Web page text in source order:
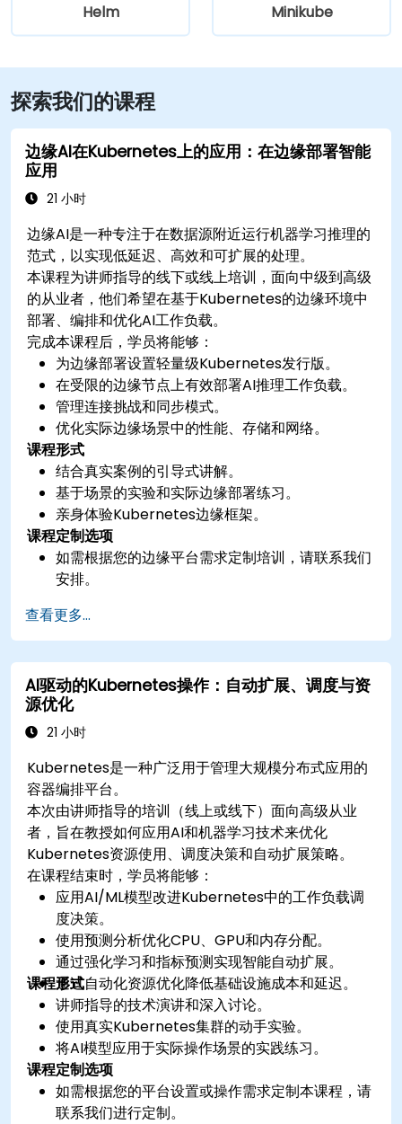
Helm Minikube
探索我们的课程
边缘AI在Kubernetes上的应用：在边缘部署智能
应用
21 小时
边缘AI是一种专注于在数据源附近运行机器学习推理的
范式，以实现低延迟、高效和可扩展的处理。
本课程为讲师指导的线下或线上培训，面向中级到高级
的从业者，他们希望在基于Kubernetes的边缘环境中
部署、编排和优化AI工作负载。
完成本课程后，学员将能够：
为边缘部署设置轻量级Kubernetes发行版。
在受限的边缘节点上有效部署AI推理工作负载。
管理连接挑战和同步模式。
优化实际边缘场景中的性能、存储和网络。
课程形式
结合真实案例的引导式讲解。
基于场景的实验和实际边缘部署练习。
亲身体验Kubernetes边缘框架。
课程定制选项
如需根据您的边缘平台需求定制培训，请联系我们
安排。
查看更多...
AI驱动的Kubernetes操作：自动扩展、调度与资
源优化
21 小时
Kubernetes是一种广泛用于管理大规模分布式应用的
容器编排平台。
本次由讲师指导的培训（线上或线下）面向高级从业
者，旨在教授如何应用AI和机器学习技术来优化
Kubernetes资源使用、调度决策和自动扩展策略。
在课程结束时，学员将能够：
应用AI/ML模型改进Kubernetes中的工作负载调
度决策。
使用预测分析优化CPU、GPU和内存分配。
通过强化学习和指标预测实现智能自动扩展。
通过自动化资源优化降低基础设施成本和延迟。
课程形式
讲师指导的技术演讲和深入讨论。
使用真实Kubernetes集群的动手实验。
将AI模型应用于实际操作场景的实践练习。
课程定制选项
如需根据您的平台设置或操作需求定制本课程，请
联系我们进行定制。